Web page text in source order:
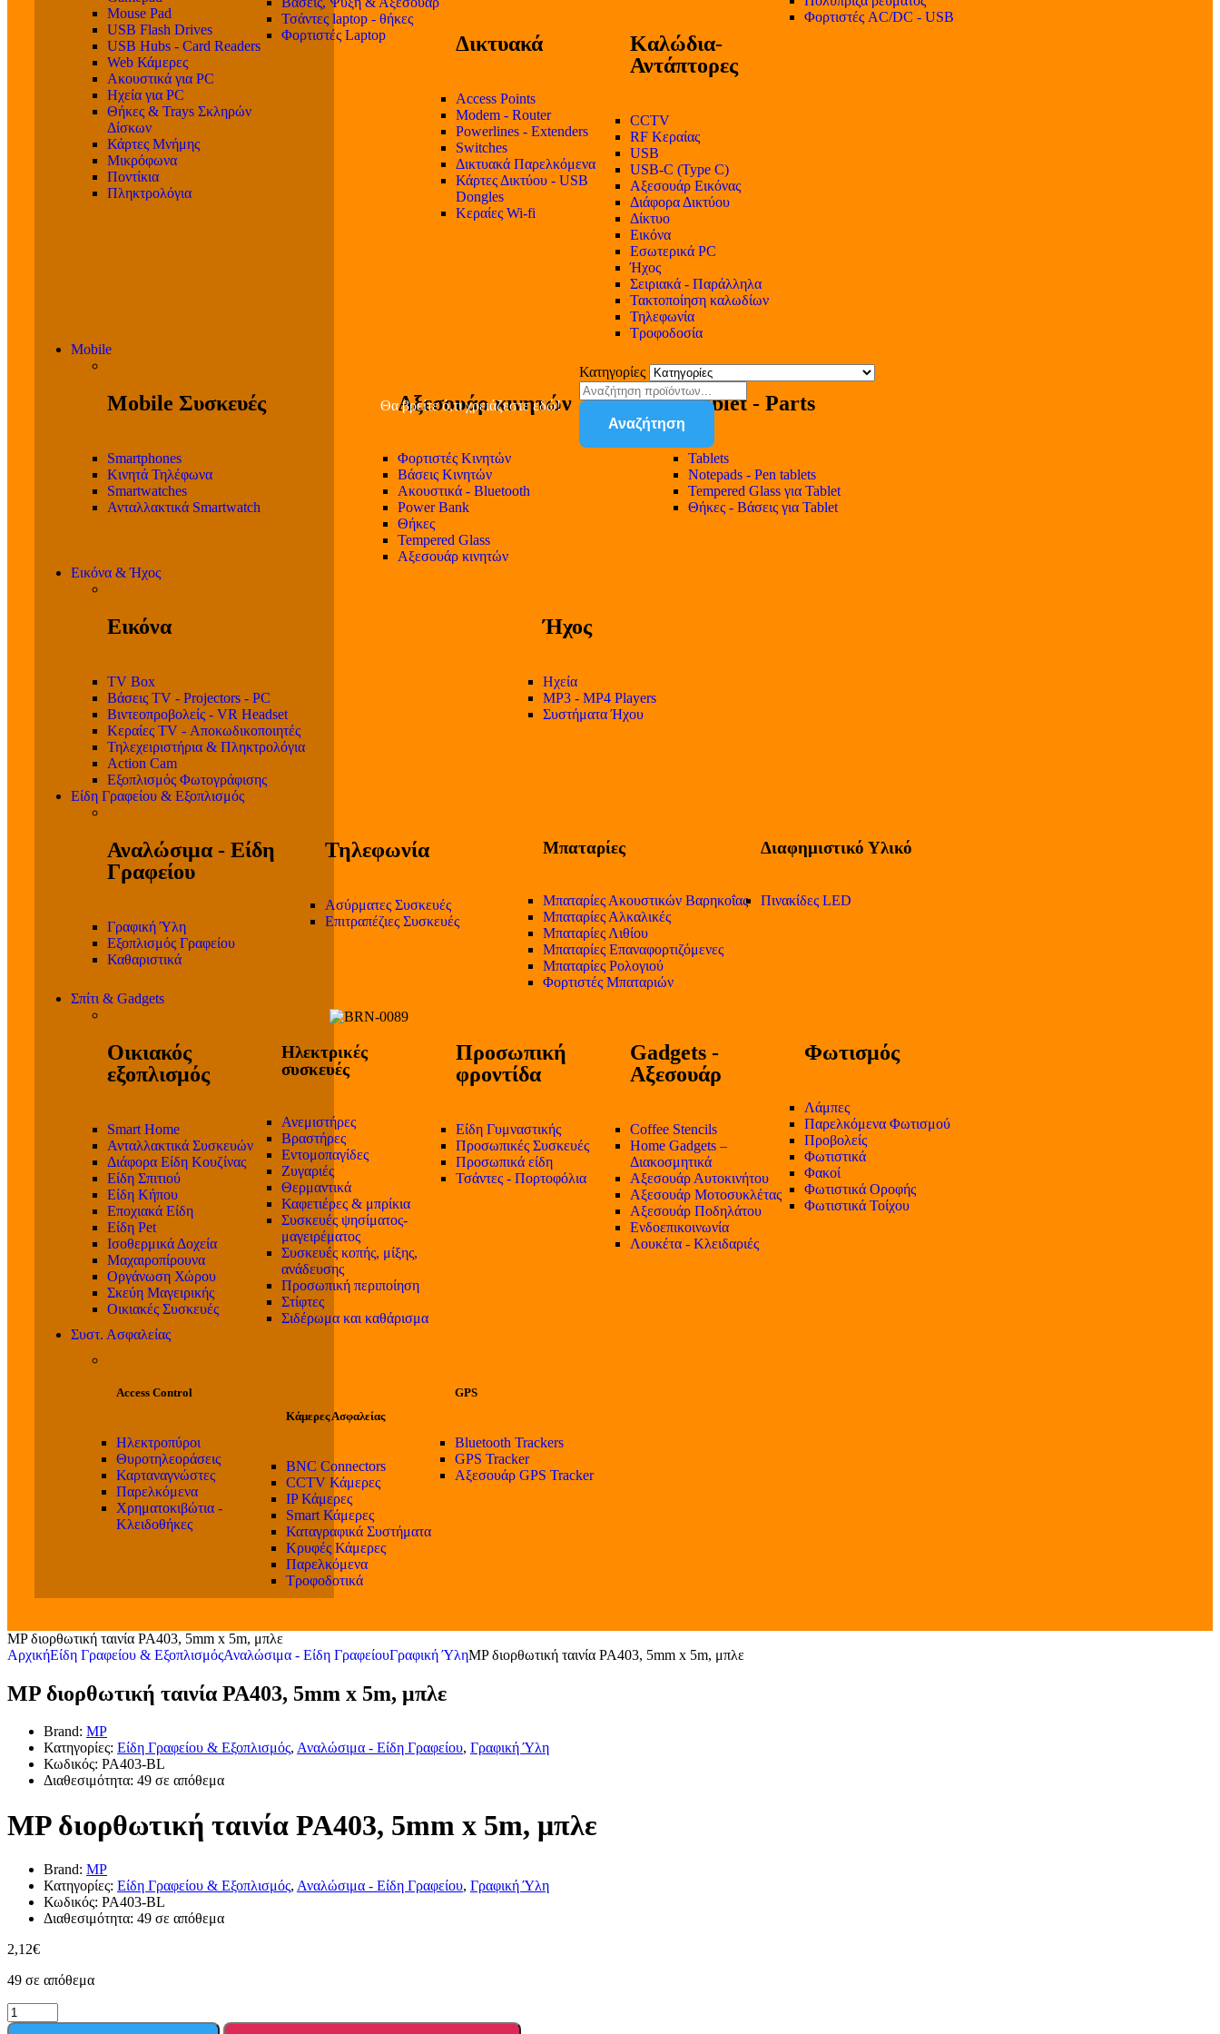
Mouse Pad
USB Flash Drives
USB Hubs - Card Readers
Web Κάμερες
Ακουστικά για PC
Ηχεία για PC
Θήκες & Trays Σκληρών
Δίσκων
Κάρτες Μνήμης
Μικρόφωνα
Ποντίκια
Πληκτρολόγια
Τσάντες laptop - θήκες
Φορτιστές Laptop
Δικτυακά
Access Points
Modem - Router
Powerlines - Extenders
Switches
Δικτυακά Παρελκόμενα
Κάρτες Δικτύου - USB
Dongles
Κεραίες Wi-fi
Καλώδια-
Αντάπτορες
CCTV
RF Κεραίας
USB
USB-C (Type C)
Αξεσουάρ Εικόνας
Διάφορα Δικτύου
Δίκτυο
Εικόνα
Εσωτερικά PC
Ήχος
Σειριακά - Παράλληλα
Τακτοποίηση καλωδίων
Τηλεφωνία
Τροφοδοσία
Φορτιστές AC/DC - USB
Mobile
Mobile Συσκευές
Smartphones
Κινητά Τηλέφωνα
Smartwatches
Ανταλλακτικά Smartwatch
Αξεσουάρ κινητών
Φορτιστές Κινητών
Βάσεις Κινητών
Ακουστικά - Bluetooth
Power Bank
Θήκες
Tempered Glass
Αξεσουάρ κινητών
Tablet - Parts
Tablets
Notepads - Pen tablets
Tempered Glass για Tablet
Θήκες - Βάσεις για Tablet
Εικόνα & Ήχος
Εικόνα
TV Box
Βάσεις TV - Projectors - PC
Βιντεοπροβολείς - VR Headset
Κεραίες TV - Αποκωδικοποιητές
Τηλεχειριστήρια & Πληκτρολόγια
Action Cam
Εξοπλισμός Φωτογράφισης
Ήχος
Ηχεία
MP3 - MP4 Players
Συστήματα Ήχου
Είδη Γραφείου & Εξοπλισμός
Αναλώσιμα - Είδη
Γραφείου
Γραφική Ύλη
Εξοπλισμός Γραφείου
Καθαριστικά
Τηλεφωνία
Ασύρματες Συσκευές
Επιτραπέζιες Συσκευές
Μπαταρίες
Μπαταρίες Ακουστικών Βαρηκοΐας
Μπαταρίες Αλκαλικές
Μπαταρίες Λιθίου
Μπαταρίες Επαναφορτιζόμενες
Μπαταρίες Ρολογιού
Φορτιστές Μπαταριών
Διαφημιστικό Υλικό
Πινακίδες LED
Σπίτι & Gadgets
Οικιακός
εξοπλισμός
Smart Home
Ανταλλακτικά Συσκευών
Διάφορα Είδη Κουζίνας
Είδη Σπιτιού
Είδη Κήπου
Εποχιακά Είδη
Είδη Pet
Ισοθερμικά Δοχεία
Μαχαιροπίρουνα
Οργάνωση Χώρου
Σκεύη Μαγειρικής
Οικιακές Συσκευές
Ηλεκτρικές
συσκευές
Ανεμιστήρες
Βραστήρες
Εντομοπαγίδες
Ζυγαριές
Θερμαντικά
Καφετιέρες & μπρίκια
Συσκευές ψησίματος-
μαγειρέματος
Συσκευές κοπής, μίξης,
ανάδευσης
Προσωπική περιποίηση
Στίφτες
Σιδέρωμα και καθάρισμα
Προσωπική
φροντίδα
Είδη Γυμναστικής
Προσωπικές Συσκευές
Προσωπικά είδη
Τσάντες - Πορτοφόλια
Gadgets -
Αξεσουάρ
Coffee Stencils
Home Gadgets –
Διακοσμητικά
Αξεσουάρ Αυτοκινήτου
Αξεσουάρ Μοτοσυκλέτας
Αξεσουάρ Ποδηλάτου
Ενδοεπικοινωνία
Λουκέτα - Κλειδαριές
Φωτισμός
Λάμπες
Παρελκόμενα Φωτισμού
Προβολείς
Φωτιστικά
Φακοί
Φωτιστικά Οροφής
Φωτιστικά Τοίχου
Συστ. Ασφαλείας
Access Control
Ηλεκτροπύροι
Θυροτηλεοράσεις
Καρταναγνώστες
Παρελκόμενα
Χρηματοκιβώτια -
Κλειδοθήκες
Κάμερες Ασφαλείας
BNC Connectors
CCTV Κάμερες
IP Κάμερες
Smart Κάμερες
Καταγραφικά Συστήματα
Κρυφές Κάμερες
Παρελκόμενα
Τροφοδοτικά
GPS
Bluetooth Trackers
GPS Tracker
Αξεσουάρ GPS Tracker
Θα βρείτε ό,τι χρειάζεστε εδώ!
Κατηγορίες
Αναζήτηση
MP διορθωτική ταινία PA403, 5mm x 5m, μπλε
ΑρχικήΕίδη Γραφείου & ΕξοπλισμόςΑναλώσιμα - Είδη ΓραφείουΓραφική ΎληMP διορθωτική ταινία PA403, 5mm x 5m, μπλε
MP διορθωτική ταινία PA403, 5mm x 5m, μπλε
Brand: MP
Κατηγορίες: Είδη Γραφείου & Εξοπλισμός, Αναλώσιμα - Είδη Γραφείου, Γραφική Ύλη
Κωδικός: PA403-BL
Διαθεσιμότητα: 49 σε απόθεμα
MP διορθωτική ταινία PA403, 5mm x 5m, μπλε
Brand: MP
Κατηγορίες: Είδη Γραφείου & Εξοπλισμός, Αναλώσιμα - Είδη Γραφείου, Γραφική Ύλη
Κωδικός: PA403-BL
Διαθεσιμότητα: 49 σε απόθεμα
2,12€
49 σε απόθεμα